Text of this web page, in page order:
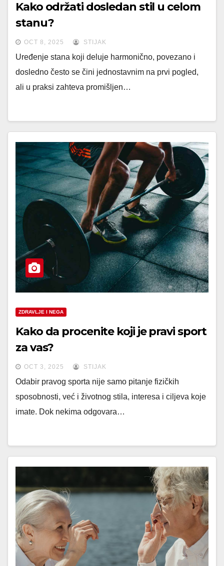
Kako održati dosledan stil u celom
stanu?
OCT 8, 2025 STIJAK
Uređenje stana koji deluje harmonično, povezano i
dosledno često se čini jednostavnim na prvi pogled,
ali u praksi zahteva promišljen…
ZDRAVLJE I NEGA
Kako da procenite koji je pravi sport
za vas?
OCT 3, 2025 STIJAK
Odabir pravog sporta nije samo pitanje fizičkih
sposobnosti, već i životnog stila, interesa i ciljeva koje
imate. Dok nekima odgovara…